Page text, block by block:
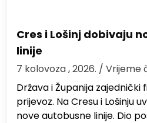
Cres i Lošinj dobivaju
linije
7 kolovoza , 2026. / Vrijeme
Država i Županija zajednički
prijevoz. Na Cresu i Lošinju
nove autobusne linije. Dio